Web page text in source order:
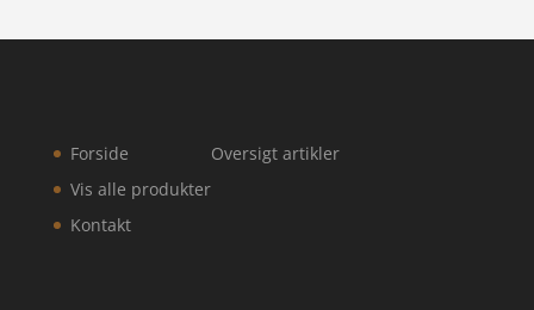
Forside
Vis alle produkter
Kontakt
Oversigt artikler